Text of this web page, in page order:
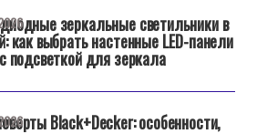
зеркальные светильники в
как выбрать настенные LED-панели
подсветкой для зеркала
Black+Decker: особенности,